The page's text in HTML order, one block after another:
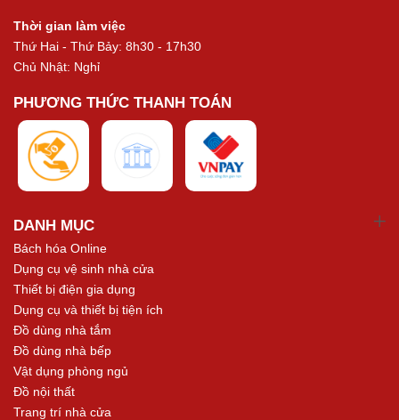
Thời gian làm việc
Thứ Hai - Thứ Bảy: 8h30 - 17h30
Chủ Nhật: Nghỉ
PHƯƠNG THỨC THANH TOÁN
DANH MỤC
Bách hóa Online
Dụng cụ vệ sinh nhà cửa
Thiết bị điện gia dụng
Dụng cụ và thiết bị tiện ích
Đồ dùng nhà tắm
Đồ dùng nhà bếp
Vật dụng phòng ngủ
Đồ nội thất
Trang trí nhà cửa